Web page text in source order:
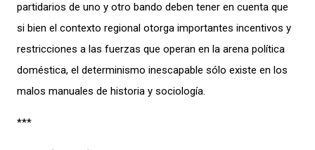
partidarios de uno y otro bando deben tener en cuenta que
si bien el contexto regional otorga importantes incentivos y
restricciones a las fuerzas que operan en la arena política
doméstica, el determinismo inescapable sólo existe en los
malos manuales de historia y sociología.
***